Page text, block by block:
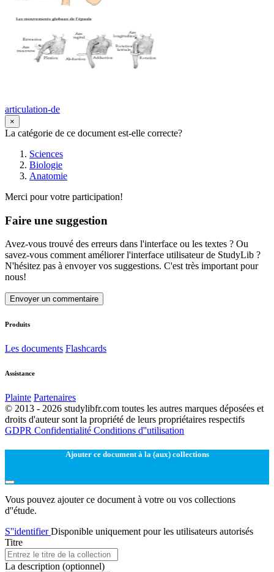
articulation-de
×
La catégorie de ce document est-elle correcte?
Sciences
Biologie
Anatomie
Merci pour votre participation!
Faire une suggestion
Avez-vous trouvé des erreurs dans l'interface ou les textes ? Ou
savez-vous comment améliorer l'interface utilisateur de StudyLib ?
N'hésitez pas à envoyer vos suggestions. C'est très important pour
nous!
Envoyer un commentaire
Produits
Les documents Flashcards
Assistance
Plainte Partenaires
© 2013 - 2026 studylibfr.com toutes les autres marques déposées et
droits d'auteur sont la propriété de leurs propriétaires respectifs
GDPR Confidentialité Conditions d''utilisation
Ajouter ce document à la (aux) collections
Vous pouvez ajouter ce document à votre ou vos collections
d''étude.
S''identifierDisponible uniquement pour les utilisateurs autorisés
Titre
La description (optionnel)